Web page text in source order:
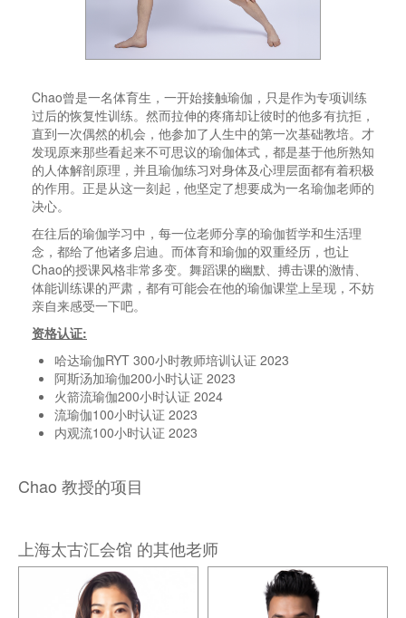
Chao曾是一名体育生，一开始接触瑜伽，只是作为专项训练
过后的恢复性训练。然而拉伸的疼痛却让彼时的他多有抗拒，
直到一次偶然的机会，他参加了人生中的第一次基础教培。才
发现原来那些看起来不可思议的瑜伽体式，都是基于他所熟知
的人体解剖原理，并且瑜伽练习对身体及心理层面都有着积极
的作用。正是从这一刻起，他坚定了想要成为一名瑜伽老师的
决心。
在往后的瑜伽学习中，每一位老师分享的瑜伽哲学和生活理
念，都给了他诸多启迪。而体育和瑜伽的双重经历，也让
Chao的授课风格非常多变。舞蹈课的幽默、搏击课的激情、
体能训练课的严肃，都有可能会在他的瑜伽课堂上呈现，不妨
亲自来感受一下吧。
资格认证:
哈达瑜伽RYT 300小时教师培训认证 2023
阿斯汤加瑜伽200小时认证 2023
火箭流瑜伽200小时认证 2024
流瑜伽100小时认证 2023
内观流100小时认证 2023
Chao 教授的项目
上海太古汇会馆 的其他老师